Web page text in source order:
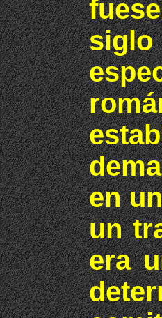
en
un
era